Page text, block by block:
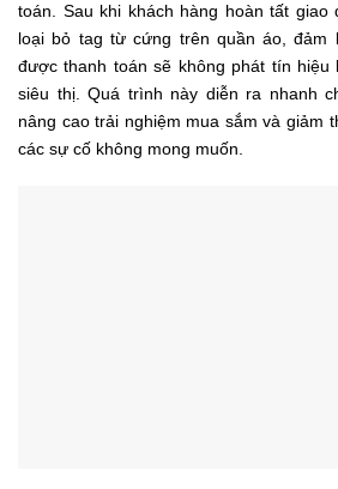
toán. Sau khi khách hàng hoàn tất
loại bỏ tag từ cứng trên quần áo, đảm
được thanh toán sẽ không phát tín hiệu
siêu thị. Quá trình này diễn ra nhanh
nâng cao trải nghiệm mua sắm và giảm
các sự cố không mong muốn.